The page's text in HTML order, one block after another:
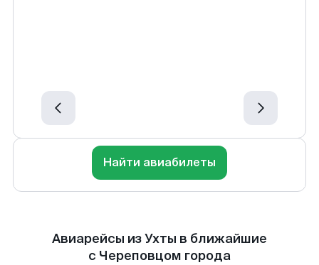
Найти авиабилеты
Авиарейсы из Ухты в ближайшие
с Череповцом города